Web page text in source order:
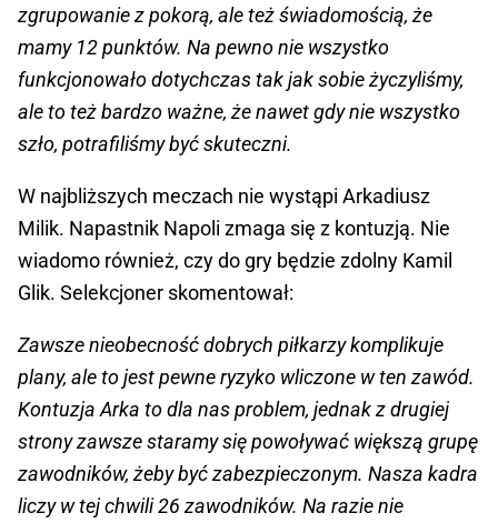
zgrupowanie z pokorą, ale też świadomością, że
mamy 12 punktów. Na pewno nie wszystko
funkcjonowało dotychczas tak jak sobie życzyliśmy,
ale to też bardzo ważne, że nawet gdy nie wszystko
szło, potrafiliśmy być skuteczni.
W najbliższych meczach nie wystąpi Arkadiusz
Milik. Napastnik Napoli zmaga się z kontuzją. Nie
wiadomo również, czy do gry będzie zdolny Kamil
Glik. Selekcjoner skomentował:
Zawsze nieobecność dobrych piłkarzy komplikuje
plany, ale to jest pewne ryzyko wliczone w ten zawód.
Kontuzja Arka to dla nas problem, jednak z drugiej
strony zawsze staramy się powoływać większą grupę
zawodników, żeby być zabezpieczonym. Nasza kadra
liczy w tej chwili 26 zawodników. Na razie nie